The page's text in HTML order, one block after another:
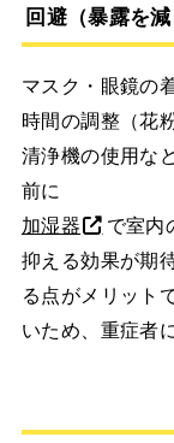
回避（暴露を減
マスク・眼鏡の
時間の調整（花
清浄機の使用な
前に
加湿器
で室内
抑える効果が期
る点がメリット
いため、重症者